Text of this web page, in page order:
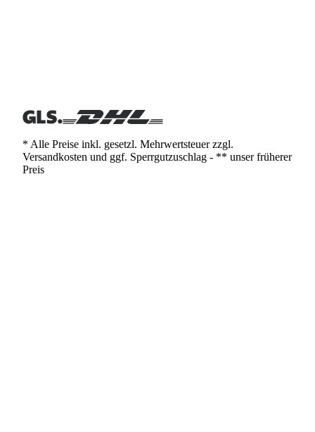
* Alle Preise inkl. gesetzl. Mehrwertsteuer zzgl.
Versandkosten und ggf. Sperrgutzuschlag - ** unser früherer
Preis